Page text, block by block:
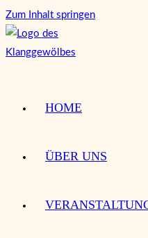
Zum Inhalt springen
HOME
ÜBER UNS